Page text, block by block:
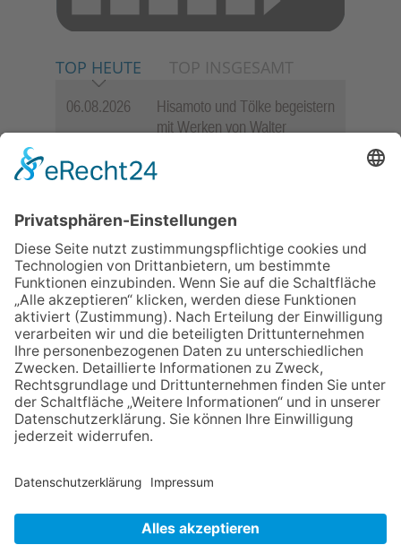
TOP HEUTE TOP INSGESAMT
06.08.2026
Hisamoto und Tölke begeistern
mit Werken von Walter
09.07.2026
Wasserampel steht auf Gelb:
auf
Festmeile
06.08.2026
Jugendchor Hochtaunus
präsentiert sein neues
Programm „Changes“
12.05.2026
Zweisprachige Lesung im 7.
Himmel: Vom Geschenk zum
60. Geburtstag zur Autoren-
Karriere
NACH OBEN